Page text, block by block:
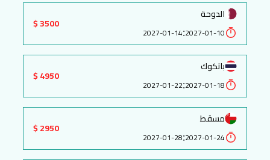
الدوحة
2027-01-10
:
2027-01-14
3500 $
بانكوك
2027-01-18
:
2027-01-22
4950 $
مسقط
2027-01-24
:
2027-01-28
2950 $